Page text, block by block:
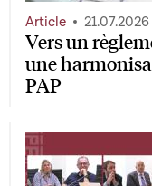
Vers un
une
PAP
Article 21.07.2026